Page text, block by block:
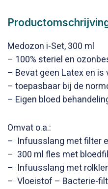
Medozon i-Set, 300 ml
– 100% steriel en
– Bevat geen Latex en is
– toepasbaar bij de
– Eigen bloed
Omvat o.a.:
– Infuusslang met filter
– 300 ml fles met
– Infuusslang met
– Vloeistof – Bacterie-